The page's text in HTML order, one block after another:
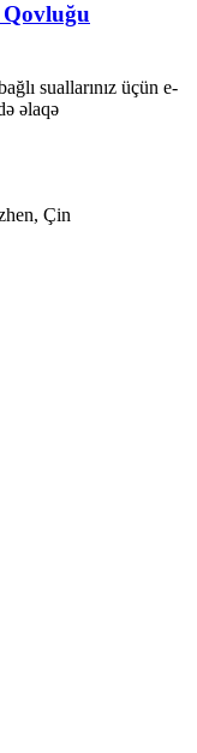
Qovluğu
suallarınız üçün e-
əlaqə
Çin